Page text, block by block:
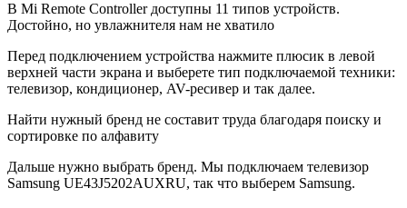
В Mi Remote Controller доступны 11 типов устройств.
Достойно, но увлажнителя нам не хватило
Перед подключением устройства нажмите плюсик в левой
верхней части экрана и выберете тип подключаемой техники:
телевизор, кондиционер, AV-ресивер и так далее.
Найти нужный бренд не составит труда благодаря поиску и
сортировке по алфавиту
Дальше нужно выбрать бренд. Мы подключаем телевизор
Samsung UE43J5202AUXRU, так что выберем Samsung.